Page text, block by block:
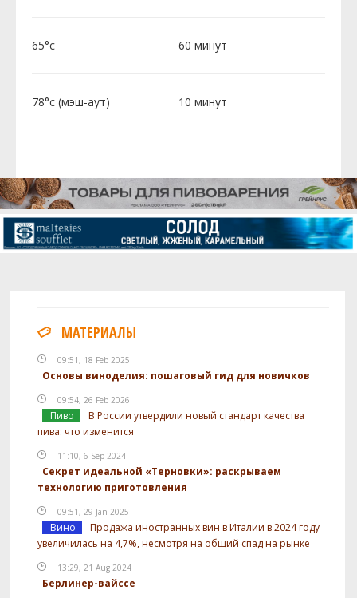
65°c 60 минут
78°c (мэш-аут) 10 минут
МАТЕРИАЛЫ
09:51, 18 Feb 2025
Основы виноделия: пошаговый гид для новичков
09:54, 26 Feb 2026
Пиво
В России утвердили новый стандарт качества
пива: что изменится
11:10, 6 Sep 2024
Секрет идеальной «Терновки»: раскрываем
технологию приготовления
09:51, 29 Jan 2025
Вино
Продажа иностранных вин в Италии в 2024 году
увеличилась на 4,7%, несмотря на общий спад на рынке
13:29, 21 Aug 2024
Берлинер-вайссе